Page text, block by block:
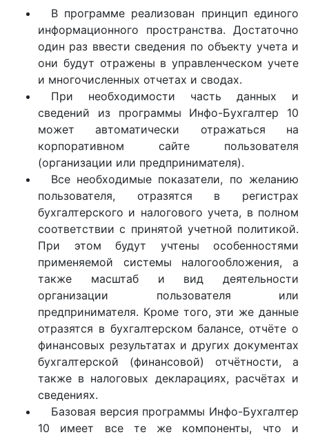
В программе реализован принцип единого
информационного пространства. Достаточно
один раз ввести сведения по объекту учета и
они будут отражены в управленческом учете
и многочисленных отчетах и сводах.
При необходимости часть данных и
сведений из программы Инфо-Бухгалтер 10
может автоматически отражаться на
корпоративном сайте пользователя
(организации или предпринимателя).
Все необходимые показатели, по желанию
пользователя, отразятся в регистрах
бухгалтерского и налогового учета, в полном
соответствии с принятой учетной политикой.
При этом будут учтены особенностями
применяемой системы налогообложения, а
также масштаб и вид деятельности
организации пользователя или
предпринимателя. Кроме того, эти же данные
отразятся в бухгалтерском балансе, отчёте о
финансовых результатах и других документах
бухгалтерской (финансовой) отчётности, а
также в налоговых декларациях, расчётах и
сведениях.
Базовая версия программы Инфо-Бухгалтер
10 имеет все те же компоненты, что и